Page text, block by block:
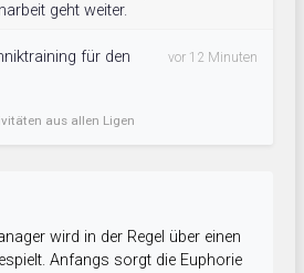
geht weiter.
für den
vor 12 Minuten
aus allen Ligen
wird in der Regel über einen
Anfangs sorgt die Euphorie